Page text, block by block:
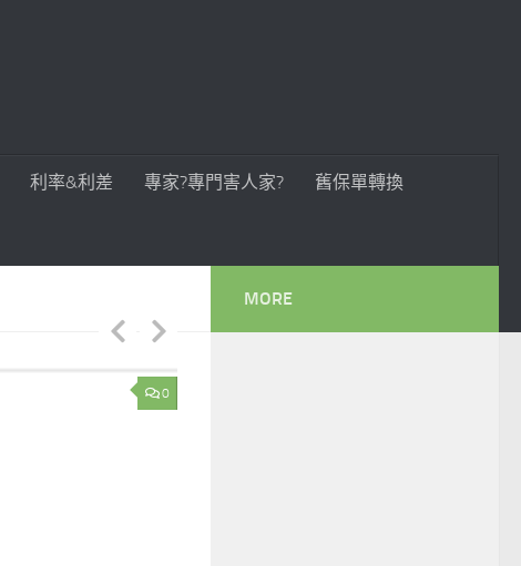
利率&利差 專家?專門害人家? 舊保單轉換
0
MORE